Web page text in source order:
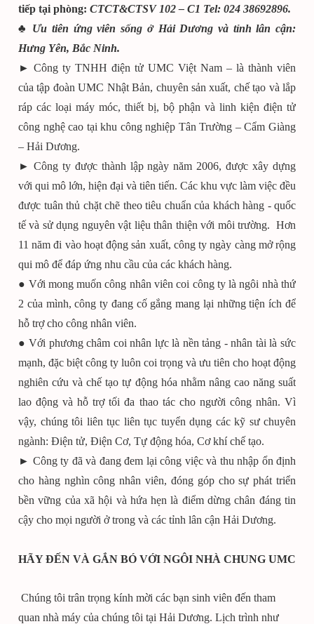
tiếp tại phòng: CTCT&CTSV 102 – C1 Tel: 024 38692896.
♣ Ưu tiên ứng viên sống ở Hải Dương và tỉnh lân cận:
Hưng Yên, Bắc Ninh.
► Công ty TNHH điện tử UMC Việt Nam – là thành viên
của tập đoàn UMC Nhật Bản, chuyên sản xuất, chế tạo và lắp
ráp các loại máy móc, thiết bị, bộ phận và linh kiện điện tử
công nghệ cao tại khu công nghiệp Tân Trường – Cẩm Giàng
– Hải Dương.
► Công ty được thành lập ngày năm 2006, được xây dựng
với qui mô lớn, hiện đại và tiên tiến. Các khu vực làm việc đều
được tuân thủ chặt chẽ theo tiêu chuẩn của khách hàng - quốc
tế và sử dụng nguyên vật liệu thân thiện với môi trường. Hơn
11 năm đi vào hoạt động sản xuất, công ty ngày càng mở rộng
qui mô để đáp ứng nhu cầu của các khách hàng.
● Với mong muốn công nhân viên coi công ty là ngôi nhà thứ
2 của mình, công ty đang cố gắng mang lại những tiện ích để
hỗ trợ cho công nhân viên.
● Với phương châm coi nhân lực là nền tảng - nhân tài là sức
mạnh, đặc biệt công ty luôn coi trọng và ưu tiên cho hoạt động
nghiên cứu và chế tạo tự động hóa nhằm nâng cao năng suất
lao động và hỗ trợ tối đa thao tác cho người công nhân. Vì
vậy, chúng tôi liên tục liên tục tuyển dụng các kỹ sư chuyên
ngành: Điện tử, Điện Cơ, Tự động hóa, Cơ khí chế tạo.
► Công ty đã và đang đem lại công việc và thu nhập ổn định
cho hàng nghìn công nhân viên, đóng góp cho sự phát triển
bền vững của xã hội và hứa hẹn là điểm dừng chân đáng tin
cậy cho mọi người ở trong và các tỉnh lân cận Hải Dương.
HÃY ĐẾN VÀ GẮN BÓ VỚI NGÔI NHÀ CHUNG UMC
Chúng tôi trân trọng kính mời các bạn sinh viên đến tham
quan nhà máy của chúng tôi tại Hải Dương. Lịch trình như